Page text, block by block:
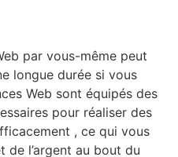
par vous-même peut
longue durée si vous
Web sont équipés des
pour réaliser des
, ce qui vous
de l’argent au bout du